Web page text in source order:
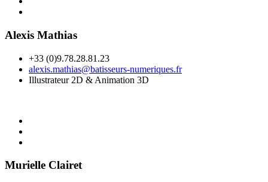
Alexis Mathias
+33 (0)9.78.28.81.23
alexis.mathias@batisseurs-numeriques.fr
Illustrateur 2D & Animation 3D
Murielle Clairet